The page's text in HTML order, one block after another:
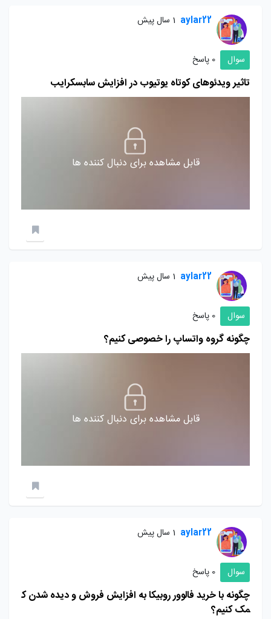
aylar22 1 سال پیش
سوال 0 پاسخ
تاثیر ویدئوهای کوتاه یوتیوب در افزایش سابسکرایب
قابل مشاهده برای دنبال کننده ها
aylar22 1 سال پیش
سوال 0 پاسخ
چگونه گروه واتساپ را خصوصی کنیم؟
قابل مشاهده برای دنبال کننده ها
aylar22 1 سال پیش
سوال 0 پاسخ
چگونه با خرید فالوور روبیکا به افزایش فروش و دیده شدن ک
مک کنیم؟